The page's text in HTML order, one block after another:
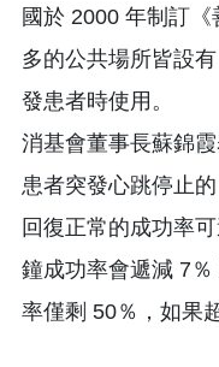
國於 2000 年制訂
多的公共場所皆設
發患者時使用。
消基會董事長蘇錦
患者突發心跳停止
回復正常的成功率
鐘成功率會遞減 7
率僅剩 50％，如果